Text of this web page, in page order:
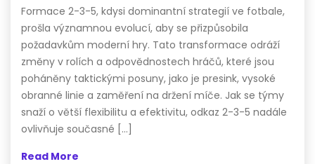
Formace 2-3-5, kdysi dominantní strategií ve fotbale,
prošla významnou evolucí, aby se přizpůsobila
požadavkům moderní hry. Tato transformace odráží
změny v rolích a odpovědnostech hráčů, které jsou
poháněny taktickými posuny, jako je presink, vysoké
obranné linie a zaměření na držení míče. Jak se týmy
snaží o větší flexibilitu a efektivitu, odkaz 2-3-5 nadále
ovlivňuje současné […]
Read More